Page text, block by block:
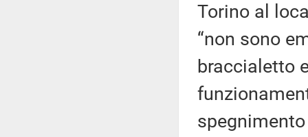
Torino al
“non sono
braccialetto